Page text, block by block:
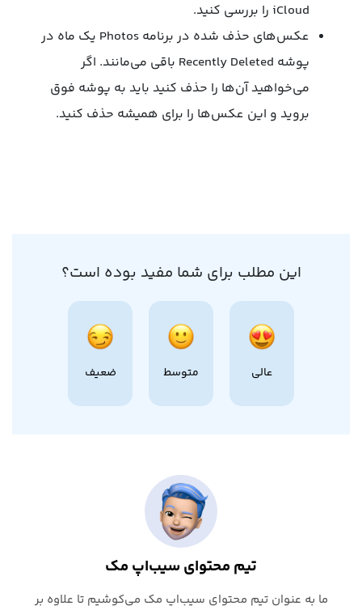
iCloud را بررسی کنید.
عکس‌های حذف شده در برنامه Photos یک ماه در
پوشه Recently Deleted باقی می‌مانند. اگر
می‌خواهید آن‌ها را حذف کنید باید به پوشه فوق
بروید و این عکس‌ها را برای همیشه حذف کنید.
این مطلب برای شما مفید بوده است؟
عالی متوسط ضعیف
تیم محتوای سیب‌اپ مک
ما به عنوان تیم محتوای سیب‌اپ مک می‌کوشیم تا علاوه بر